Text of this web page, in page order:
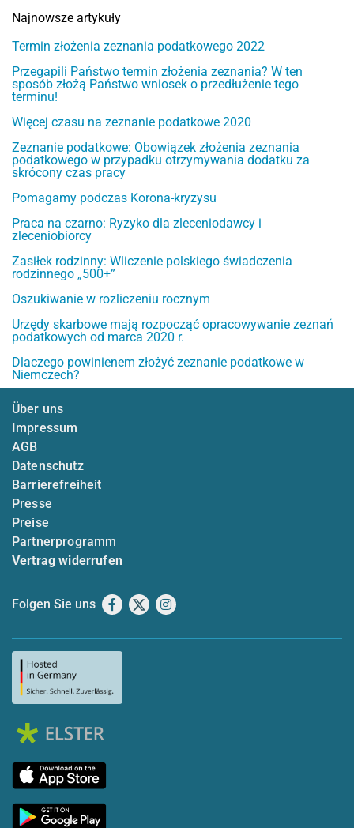
Najnowsze artykuły
Termin złożenia zeznania podatkowego 2022
Przegapili Państwo termin złożenia zeznania? W ten
sposób złożą Państwo wniosek o przedłużenie tego
terminu!
Więcej czasu na zeznanie podatkowe 2020
Zeznanie podatkowe: Obowiązek złożenia zeznania
podatkowego w przypadku otrzymywania dodatku za
skrócony czas pracy
Pomagamy podczas Korona-kryzysu
Praca na czarno: Ryzyko dla zleceniodawcy i
zleceniobiorcy
Zasiłek rodzinny: Wliczenie polskiego świadczenia
rodzinnego „500+”
Oszukiwanie w rozliczeniu rocznym
Urzędy skarbowe mają rozpocząć opracowywanie zeznań
podatkowych od marca 2020 r.
Dlaczego powinienem złożyć zeznanie podatkowe w
Niemczech?
Über uns
Impressum
AGB
Datenschutz
Barrierefreiheit
Presse
Preise
Partnerprogramm
Vertrag widerrufen
Folgen Sie uns Facebook
X Instagram